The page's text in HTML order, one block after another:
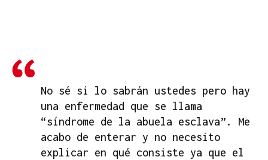
No sé si lo sabrán ustedes pero hay
una enfermedad que se llama
“síndrome de la abuela esclava”. Me
acabo de enterar y no necesito
explicar en qué consiste ya que el